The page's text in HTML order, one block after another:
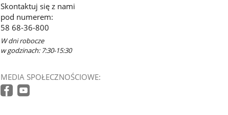
Skontaktuj się z nami
pod numerem:
58 68-36-800
W dni robocze
w godzinach: 7:30-15:30
MEDIA SPOŁECZNOŚCIOWE: